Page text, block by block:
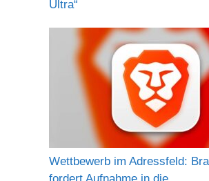
Ultra“
Wettbewerb im Adressfeld: